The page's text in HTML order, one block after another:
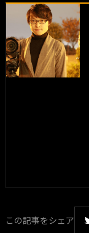
この記事をシェア